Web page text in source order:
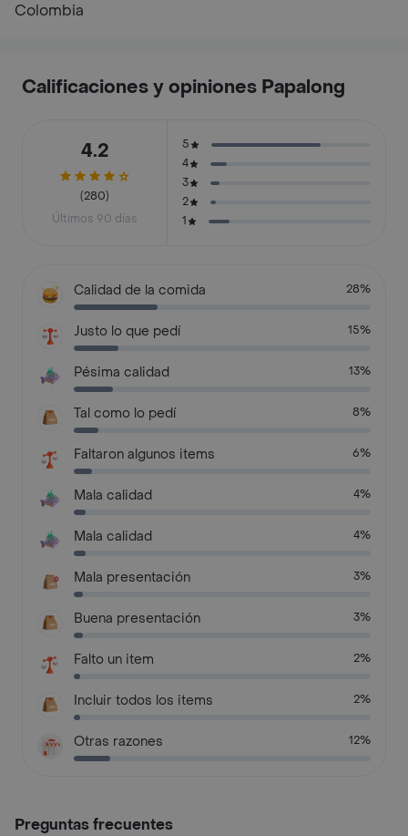
Colombia
Calificaciones y opiniones Papalong
4.2
(280)
Últimos 90 días
5
4
3
2
1
Calidad de la comida 28%
Justo lo que pedí 15%
Pésima calidad 13%
Tal como lo pedí 8%
Faltaron algunos items 6%
Mala calidad 4%
Mala calidad 4%
Mala presentación 3%
Buena presentación 3%
Falto un item 2%
Incluir todos los items 2%
Otras razones 12%
Preguntas frecuentes